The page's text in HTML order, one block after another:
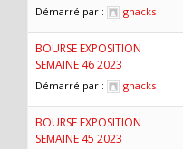
Démarré par : gnacks
BOURSE EXPOSITION
SEMAINE 46 2023
Démarré par : gnacks
BOURSE EXPOSITION
SEMAINE 45 2023